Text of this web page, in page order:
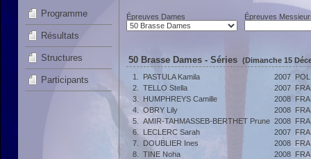
Programme
Résultats
Structures
Participants
Épreuves Dames Épreuves
50 Brasse Dames - Séries (Dimanche 15
1.
PASTULA Kamila 2007 POL
2.
TELLO Stella 2007 FRA
3.
HUMPHREYS Camille 2008 FRA
4.
OBRY Lily 2008 FRA
5.
AMIR-TAHMASSEB-BERTHET Prune 2008 FRA
6.
LECLERC Sarah 2007 FRA
7.
DOUBLIER Ines 2008 FRA
8.
TINE Noha 2008 FRA